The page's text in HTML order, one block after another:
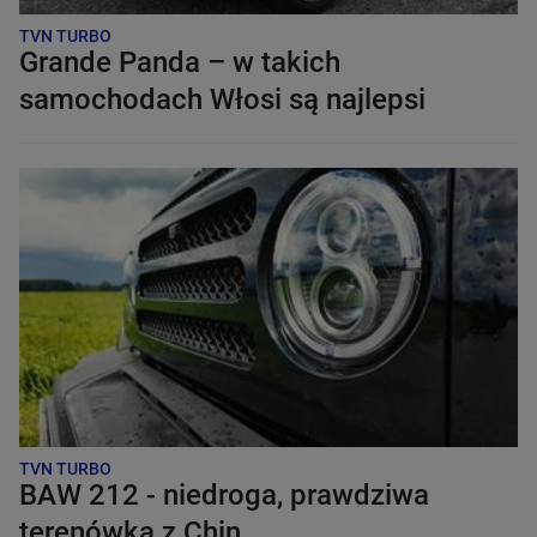
TVN TURBO
Grande Panda – w takich
samochodach Włosi są najlepsi
TVN TURBO
BAW 212 - niedroga, prawdziwa